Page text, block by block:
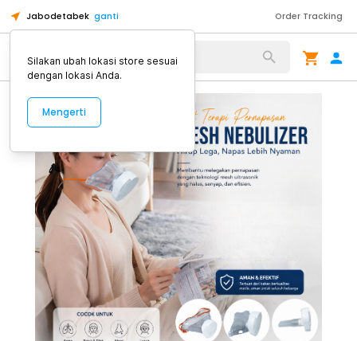
Jabodetabek ganti Order Tracking
Alat Kopi
Silakan ubah lokasi store sesuai
dengan lokasi Anda.
Mengerti